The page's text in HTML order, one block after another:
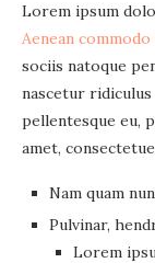
Lorem ipsum
Aenean
sociis natoque
nascetur ridiculus
pellentesque eu,
amet,
Nam quam
Pulvinar,
Lorem